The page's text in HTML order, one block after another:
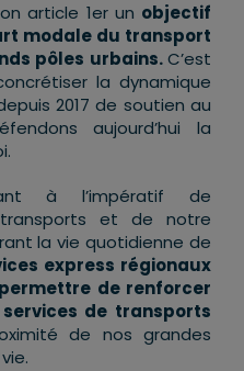
article 1er un objectif
modale du transport
pôles urbains.C’est
la dynamique
2017 de soutien au
aujourd’hui la
à l’impératif de
et de notre
la vie quotidienne de
express régionaux
de renforcer
de transports
de nos grandes